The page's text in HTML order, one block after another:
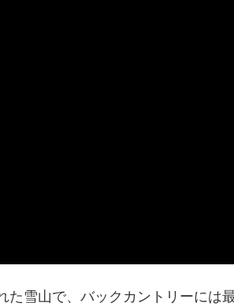
雪山で、バックカントリーには